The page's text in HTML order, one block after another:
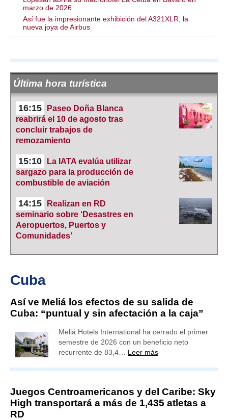
marzo de 2026
Así fue la impresionante exhibición del A321XLR, la
nueva joya de Airbus
Última hora turística
16:15
Paseo Doña Blanca
reabrirá el 10 de agosto tras
concluir trabajos de
remozamiento
15:10
La IATA evalúa utilizar
sargazo para la producción de
combustible de aviación
14:15
Realizan en RD
seminario sobre ‘Desastres en
Aeropuertos, Puertos y
Comunidades’
Cuba
Así ve Meliá los efectos de su salida de
Cuba: “puntual y sin afectación a la caja”
Meliá Hotels International ha cerrado el primer
semestre de 2026 con un beneficio neto
recurrente de 83,4… Leer más
Juegos Centroamericanos y del Caribe: Sky
High transportará a más de 1,435 atletas a
RD